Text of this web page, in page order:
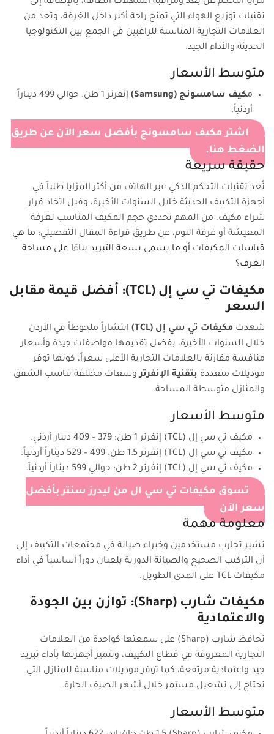
تقنيات توزيع الهواء التي تمنح راحة أكبر داخل الغرفة، وتعد من
العلامات التجارية المناسبة للراغبين في الجمع بين التكنولوجيا
الحديثة والأداء الجيد.
متوسط الأسعار
مكيف سامسونج (Samsung)
إنفرتر 1 طن: حوالي 499 ديناراً
أردنياً.
اشتر مكيف سامسونج بأفضل سعر الآن عن طريق
الضغط هنا.
حقيقة سريعة
تُعد تقنيات التحكم الذكي عبر الهاتف من أكثر المزايا طلباً في
أجهزة التكييف الحديثة خلال السنوات الأخيرة، وقبل اتخاذ قرار
شراء مكيف، من المهم تحددي حجم المكيف المناسب لغرفة
المعيشة أو غرفة النوم، عن طريق قراءة المقال التفصيلي: ما هي
قياسات المكيفات أو ما يسمى بسعة التبريد بناءًا على مساحة
الغرف؟
مكيفات تي سي إل (TCL): أفضل قيمة مقابل
السعر
شهدت مكيفات تي سي إل (TCL)
انتشاراً ملحوظاً في الأردن
خلال السنوات الأخيرة، بفضل تقديمها مواصفات جيدة وأسعار
منافسة مقارنة بالعلامات التجارية الأعلى سعراً، كونها توفر
موديلات متعددة بتقنية الإنفرتروسعات مختلفة تناسب الشقق
والمنازل متوسطة المساحة.
متوسط الأسعار
مكيف تي سي إل (TCL) إنفرتر 1 طن: 379 – 409 دينار أردني.
مكيف تي سي إل (TCL) إنفرتر 1.5 طن: 499 – 529 ديناراً أردنياً.
مكيف تي سي إل (TCL) إنفرتر 2 طن: حوالي 599 ديناراً أردنياً.
تسوق مكيفات تي سي ال من ليدرز سنتر بأفضل
سعر الآن
معلومة مهمة
تشير تجارب مستخدمين وخبراء صيانة في مجتمعات التكييف إلى
أن التركيب الصحيح والصيانة الدورية يلعبان دوراً أساسياً في أداء
مكيفات TCL على المدى الطويل.
مكيفات شارب (Sharp): توازن بين الجودة
والاعتمادية
تحافظ شارب (Sharp) على سمعتها كواحدة من العلامات
التجارية المعروفة في قطاع التكييف، وتتميز أجهزتها بأداء تبريد
جيد واعتمادية مرتفعة، كما توفر موديلات مناسبة للمنازل التي
تحتاج إلى تشغيل مستمر خلال أشهر الصيف الحارة.
متوسط الأسعار